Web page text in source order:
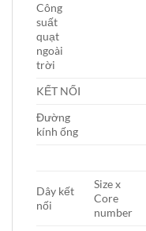
Công
suất
quạt
ngoài
trời
KẾT NỐI
Đường
kính ống
Dây kết
nối
Size x
Core
number